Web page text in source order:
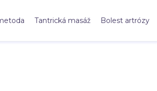
Tantrická masáž Bolest artrózy